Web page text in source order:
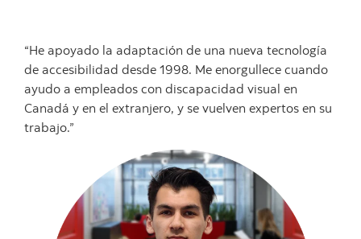
“He apoyado la adaptación de una nueva tecnología
de accesibilidad desde 1998. Me enorgullece cuando
ayudo a empleados con discapacidad visual en
Canadá y en el extranjero, y se vuelven expertos en su
trabajo.”